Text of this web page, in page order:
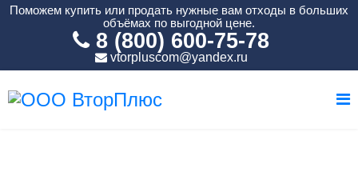
Поможем купить или продать нужные вам отходы в больших
объёмах по выгодной цене.
8 (800) 600-75-78
vtorpluscom@yandex.ru